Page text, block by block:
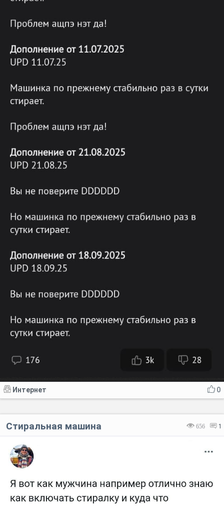
UPD 20.05.24 Машина по прежнему стабильно раз в сутки стирает. Проблем по прежнему никаких. Продолжаем вести наблюдение! Дополнение от 08.07.2024 UPD 08.07.24 Машина по прежнему стабильно раз в сутки стирает. Проблем по прежнему никаких. Продолжаем вести наблюдение! Где то раз в месяц, кстати, запускаю в холостую - чтобы прочистить барабан и механизмы от котошерсти и прочих засоров. Профилактика наше всё. Дополнение от 09.09.2024 UPD 09.09.24 Машина по прежнему стабильно раз в сутки стирает. Проблем по прежнему никаких. Продолжаем вести наблюдение! Дополнение от 03.11.2024 UPD 03.11.24 Вы не ждали, конечно, но... Машина по прежнему стабильно раз в сутки стирает. Проблем по прежнему никаких. Продолжаем вести наблюдение! Дополнение от 09.12.2024 UPD 09.12.24 Машина по прежнему стабильно раз в сутки стирает. Проблем по прежнему никаких. Продолжаем вести наблюдение! p.s. коты уже совсем жирные... Дополнение от 09.01.2025 UPD 09.01.25 Машинка по прежнему стабильно раз в сутки стирает. Проблем вуащпэ никаких. p.s. коты скоро лопнут... Дополнение от 02.02.2025 UPD 02.02.25 Машинка по прежнему стабильно раз в сутки стирает. Проблем ащпэ нэт. p.s. коты перестали раздуваться - холодая выдалась) Дополнение от 06.03.2025 UPD 06.03.25 зима не Машинка по прежнему стабильно раз в сутки стирает. Проблем ащпэ нэт да! Дополнение от 04.04.2025 UPD 04.04.25 Машинка по прежнему стабильно раз в сутки стирает. Проблем ащпэ нэт да! Дополнение от 05.05.2025 UPD 05.05.25 Машинка по прежнему стабильно раз в сутки стирает. Проблем ащпэ нэт да! Дополнение от 04.06.2025 UPD 04.06.25 Машинка по прежнему стабильно раз в сутки стирает. Проблем ащпэ нэт да! Дополнение от 11.07.2025 UPD 11.07.25 Машинка по прежнему стабильно раз в сутки стирает. Проблем ащпэ нэт да! Дополнение от 21.08.2025 UPD 21.08.25 вы не поверите DDDDDD Но машинка по прежнему стабильно раз в сутки стирает. Дополнение от 18.09.2025 UPD 18.09.25 вы не поверите DDDDDD Но машинка по прежнему стабильно раз в сутки стирает." onerror="this.style.display='none'">
0
Интернет
656 1
Стиральная машина